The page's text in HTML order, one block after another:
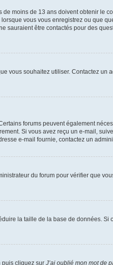
moins de 13 ans doivent obtenir le
vous vous enregistrez ou que
sauraient être contactés pour des
vous souhaitez utiliser. Contactez un
forums peuvent également
Si vous avez reçu un e-mail,
e-mail fournie, contactez un
du forum pour vérifier que
la taille de la base de données. Si
puis cliquez sur J’ai oublié mon mot de